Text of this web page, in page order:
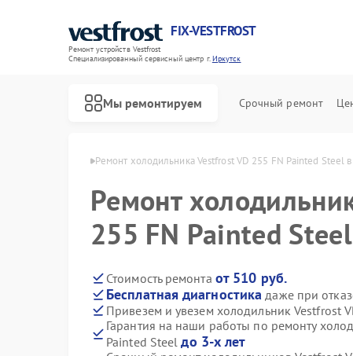
FIX-VESTFROST
Ремонт устройств Vestfrost
Специализированный cервисный центр г.Иркутск
Мы ремонтируем Срочный ремонт
Ремонт холодильника Vestfrost VD 255 FN Painted Steel в
Ремонт
255 FN Painted
Стоимость ремонта от 510 руб.
Бесплатная диагностика даже при
Привезем и увезем холодильник Vestfrost
Гарантия на наши работы по ремонту
Painted Steelдо 3-х лет